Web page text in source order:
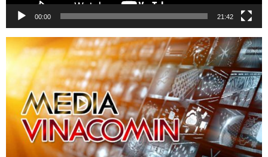
00:00 21:42